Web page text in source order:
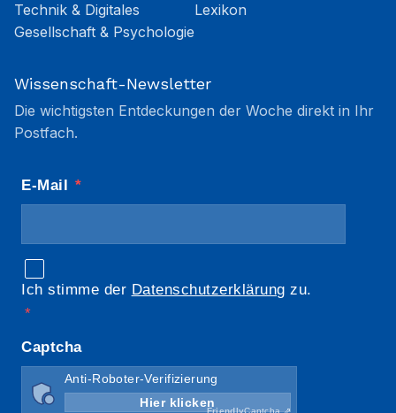
Technik & Digitales
Gesellschaft & Psychologie
Lexikon
Wissenschaft-Newsletter
Die wichtigsten Entdeckungen der Woche direkt in Ihr
Postfach.